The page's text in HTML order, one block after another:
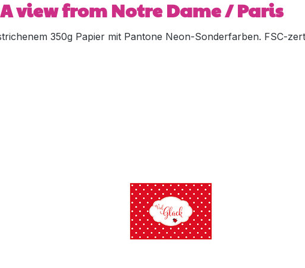
view from Notre Dame / Paris
350g Papier mit Pantone Neon-Sonderfarben. FSC-